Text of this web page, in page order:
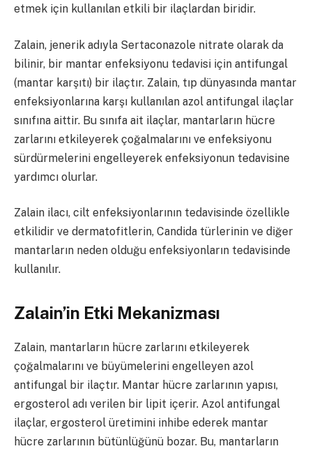
etmek için kullanılan etkili bir ilaçlardan biridir.
Zalain, jenerik adıyla Sertaconazole nitrate olarak da
bilinir, bir mantar enfeksiyonu tedavisi için antifungal
(mantar karşıtı) bir ilaçtır. Zalain, tıp dünyasında mantar
enfeksiyonlarına karşı kullanılan azol antifungal ilaçlar
sınıfına aittir. Bu sınıfa ait ilaçlar, mantarların hücre
zarlarını etkileyerek çoğalmalarını ve enfeksiyonu
sürdürmelerini engelleyerek enfeksiyonun tedavisine
yardımcı olurlar.
Zalain ilacı, cilt enfeksiyonlarının tedavisinde özellikle
etkilidir ve dermatofitlerin, Candida türlerinin ve diğer
mantarların neden olduğu enfeksiyonların tedavisinde
kullanılır.
Zalain’in Etki Mekanizması
Zalain, mantarların hücre zarlarını etkileyerek
çoğalmalarını ve büyümelerini engelleyen azol
antifungal bir ilaçtır. Mantar hücre zarlarının yapısı,
ergosterol adı verilen bir lipit içerir. Azol antifungal
ilaçlar, ergosterol üretimini inhibe ederek mantar
hücre zarlarının bütünlüğünü bozar. Bu, mantarların